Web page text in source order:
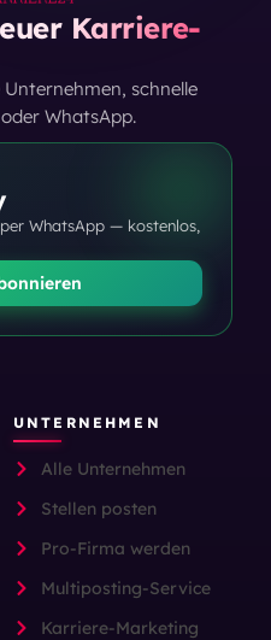
Karriere-
schnelle
WhatsApp.
WhatsApp — kostenlos,
UNTERNEHMEN
Alle Unternehmen
Stellen posten
Pro-Firma werden
Multiposting-Service
Karriere-Marketing